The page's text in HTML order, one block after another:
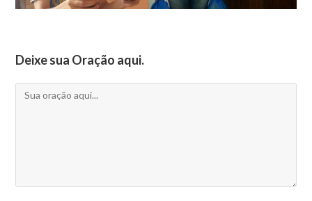
Deixe sua Oração aqui.